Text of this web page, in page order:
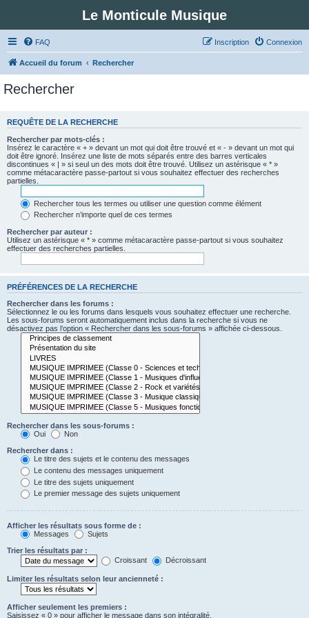
Le Monticule Musique
FAQ Connexion
Inscription
Accueil du forum Rechercher
Rechercher
REQUÊTE DE LA RECHERCHE
Rechercher par mots-clés :
Insérez le caractère « + » devant un mot qui doit être trouvé et « - » devant un mot qui
doit être ignoré. Insérez une liste de mots séparés entre des barres verticales
discontinues « | » si seul un des mots doit être trouvé. Utilisez un astérisque « * »
comme métacaractère passe-partout si vous souhaitez effectuer des recherches
partielles.
Rechercher tous les termes ou utiliser une question comme élément
Rechercher n’importe quel de ces termes
Rechercher par auteur :
Utilisez un astérisque « * » comme métacaractère passe-partout si vous souhaitez
effectuer des recherches partielles.
PRÉFÉRENCES DE LA RECHERCHE
Rechercher dans les forums :
Sélectionnez le ou les forums dans lesquels vous souhaitez effectuer une recherche.
Les sous-forums seront automatiquement inclus dans la recherche si vous ne
désactivez pas l’option « Rechercher dans les sous-forums » affichée ci-dessous.
Rechercher dans les sous-forums :
Oui
Non
Rechercher dans :
Le titre des sujets et le contenu des messages
Le contenu des messages uniquement
Le titre des sujets uniquement
Le premier message des sujets uniquement
Afficher les résultats sous forme de :
Messages
Sujets
Trier les résultats par :
Croissant
Décroissant
Limiter les résultats selon leur ancienneté :
Afficher seulement les premiers :
Saisissez « 0 » pour afficher le message dans son intégralité.